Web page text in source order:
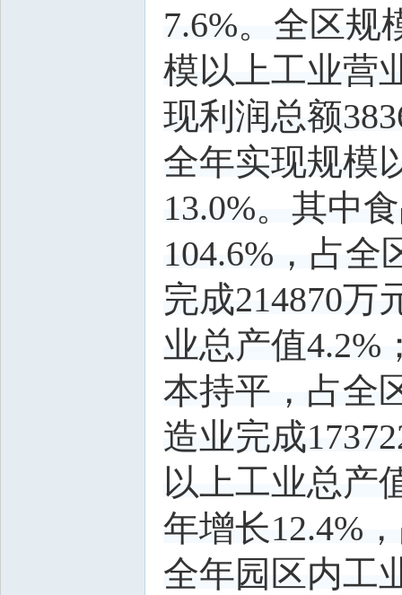
7.6%。全区规
模以上工业营
现利润总额
全年实现规模
13.0%。其中
104.6%，占
完成214870万
业总产值4.2%
本持平，占全
造业完成
以上工业总产
年增长12.4%
全年园区内工